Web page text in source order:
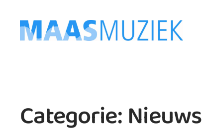
Categorie:Nieuws